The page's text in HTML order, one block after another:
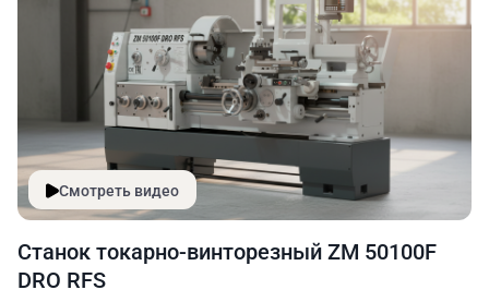
Смотреть видео
Станок токарно-винторезный ZM 50100F
DRO RFS